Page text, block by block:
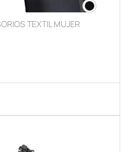
TEXTIL MUJER